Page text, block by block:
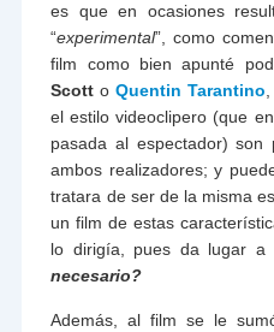
es que en ocasiones
“experimental”, como
film como bien apunté
Scott oQuentin Tarantino
el estilo videoclipero (que
pasada al espectador) son
ambos realizadores; y
tratara de ser de la misma
un film de estas
lo dirigía, pues da lugar a
necesario?
Además, al film se le